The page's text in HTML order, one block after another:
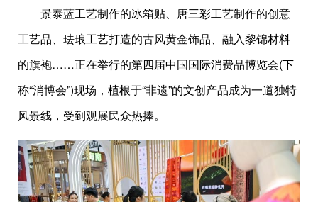
景泰蓝工艺制作的冰箱贴、唐三彩工艺制作的创意
工艺品、珐琅工艺打造的古风黄金饰品、融入黎锦材料
的旗袍……正在举行的第四届中国国际消费品博览会(下
称“消博会”)现场，植根于“非遗”的文创产品成为一道独特
风景线，受到观展民众热捧。